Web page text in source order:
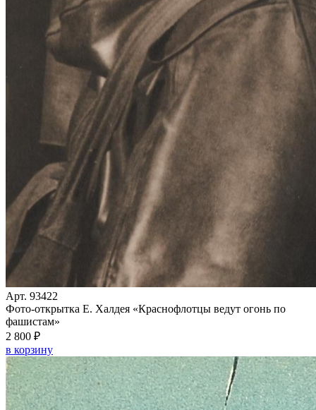
Арт. 93422
Фото-открытка Е. Халдея «Краснофлотцы ведут огонь по
фашистам»
2 800 ₽
в корзину